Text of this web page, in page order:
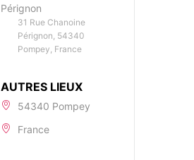
Pérignon
31 Rue Chanoine
Pérignon, 54340
Pompey, France
AUTRES LIEUX
54340 Pompey
France